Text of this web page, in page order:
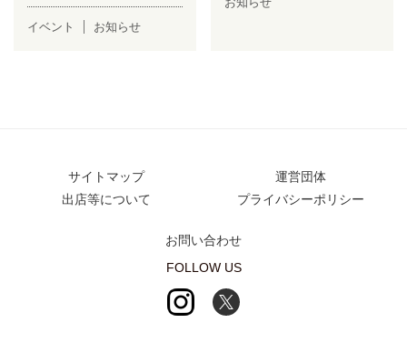
イベント お知らせ
サイトマップ
運営団体
出店等について
プライバシーポリシー
お問い合わせ
FOLLOW US